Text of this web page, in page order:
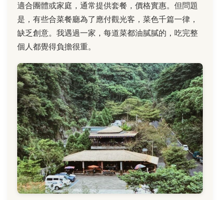
適合團體或家庭，通常提供套餐，價格實惠。但問題
是，有些合菜餐廳為了應付觀光客，菜色千篇一律，
缺乏創意。我遇過一家，每道菜都油膩膩的，吃完整
個人都覺得負擔很重。